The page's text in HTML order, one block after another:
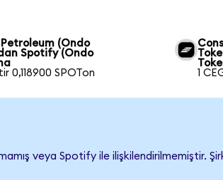
(Ondo
Spotify (Ondo
0,118900 SPOTon
1
veya Spotify ile ilişkilendirilmemiştir.